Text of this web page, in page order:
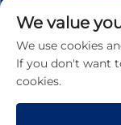
We value
We use cookies
If you don't want
cookies.